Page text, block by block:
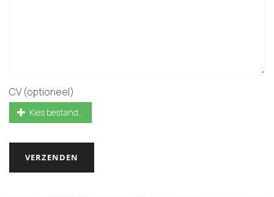
CV (optioneel)
Kies bestand...
VERZENDEN